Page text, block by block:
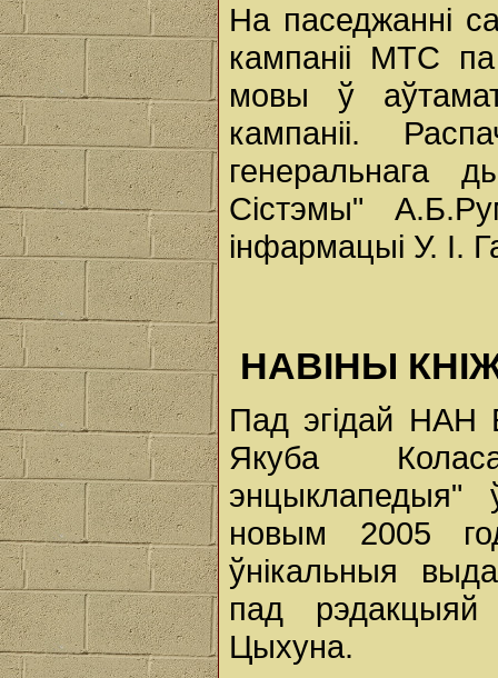
На паседжанні
кампаніі МТС
мовы ў
кампаніі.
генеральнага
Сістэмы"
інфармацыі У. І.
НАВІНЫ
Пад эгідай НАН
Якуба
энцыклапедыя"
новым 2005
ўнікальныя
пад рэдакцыяй
Цыхуна.